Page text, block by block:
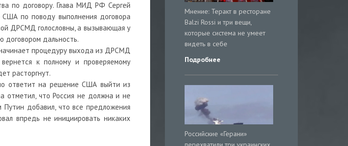
по договору. Глава МИД РФ Сергей
по поводу выполнения договора
ДРСМД голословны, а вызывающая у
договором дальность.
процедуру выхода из ДРСМД
к полному и проверяемому
расторгнут.
ответит на решение США выйти из
отметил, что Россия не должна и не
Путин добавил, что все предложения
впредь не инициировать никаких
Мнение: Теракт в ресторане
Balzi Rossi и три вещи,
которые система не умеет
видеть в себе
Подробнее
Российские «Герани»